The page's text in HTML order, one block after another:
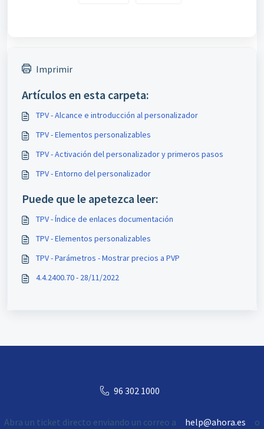
Imprimir
Artículos en esta carpeta:
TPV - Alcance e introducción al personalizador
TPV - Elementos personalizables
TPV - Activación del personalizador y primeros pasos
TPV - Entorno del personalizador
Puede que le apetezca leer:
TPV - Índice de enlaces documentación
TPV - Elementos personalizables
TPV - Parámetros - Mostrar precios a PVP
4.4.2400.70 - 28/11/2022
96 302 1000
Abra un ticket directo enviando un correo a help@ahora.es o